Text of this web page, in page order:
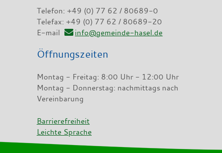
Telefon: +49 (0) 77 62 / 80689-0
Telefax: +49 (0) 77 62 / 80689-20
E-mail
info@gemeinde-hasel.de
Öffnungszeiten
Montag - Freitag: 8:00 Uhr - 12:00 Uhr
Montag - Donnerstag: nachmittags nach
Vereinbarung
Barrierefreiheit
Leichte Sprache